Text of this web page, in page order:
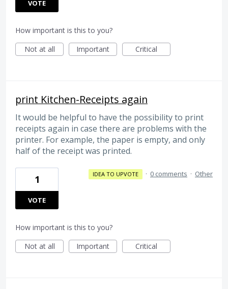
VOTE
How important is this to you?
Not at all
Important Critical
print Kitchen-Receipts again
It would be helpful to have the possibility to print
receipts again in case there are problems with the
printer. For example, the paper is empty, and only
half of the receipt was printed.
1
VOTE
IDEA TO UPVOTE · 0 comments · Other
How important is this to you?
Not at all
Important Critical